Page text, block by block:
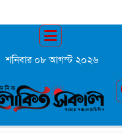
শনিবার ০৮ আগস্ট ২০২৬